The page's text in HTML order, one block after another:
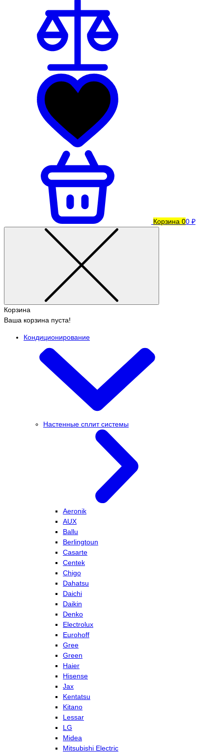
Корзина 00 ₽
Корзина
Ваша корзина пуста!
Кондиционирование
Настенные сплит системы
Aeronik
AUX
Ballu
Berlingtoun
Casarte
Centek
Chigo
Dahatsu
Daichi
Daikin
Denko
Electrolux
Eurohoff
Gree
Green
Haier
Hisense
Jax
Kentatsu
Kitano
Lessar
LG
Midea
Mitsubishi Electric